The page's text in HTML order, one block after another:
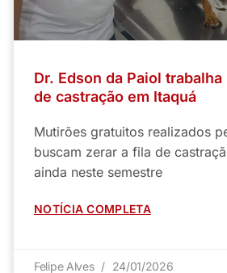
Dr. Edson da Paiol
de castração em Itaquá
Mutirões gratuitos realizados
buscam zerar a fila de
ainda neste semestre
NOTÍCIA COMPLETA
Felipe Alves 24/01/2026